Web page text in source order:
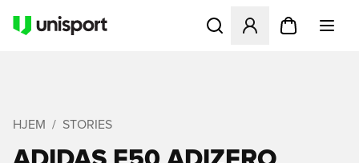
Åbner en Modal til at
HJEM STORIES